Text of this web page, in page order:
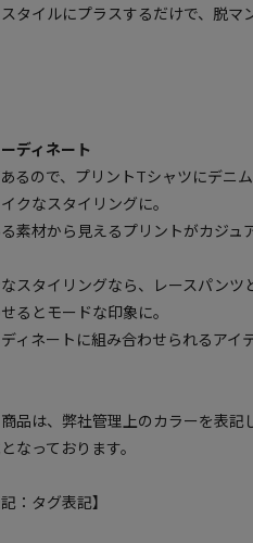
タイルにプラスするだけで、脱マ
ディネート
るので、プリントTシャツにデニ
クなスタイリングに。
素材から見えるプリントがカジュ
スタイリングなら、レースパンツ
るとモードな印象に。
ィネートに組み合わせられるアイ
品は、弊社管理上のカラーを表記
なっております。
：タグ表記】